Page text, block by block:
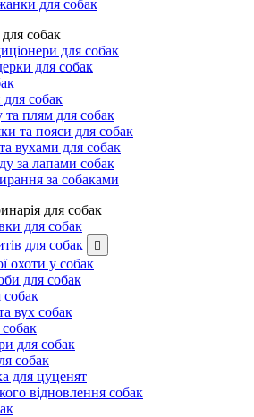
для собак
для собак
для собак
для собак
для собак
та плям для собак
та пояси для собак
вухами для собак
за лапами собак
за собаками
для собак
для собак
для собак

охоти у собак
для собак
собак
вух собак
для собак
собак
для цуценят
відновлення собак